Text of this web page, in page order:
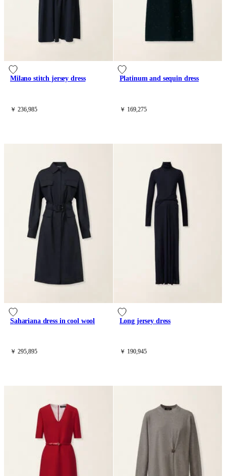
Milano stitch jersey dress
￥ 236,985
Platinum and sequin dress
￥ 169,275
Sahariana dress in cool wool
￥ 295,895
Long jersey dress
￥ 190,945